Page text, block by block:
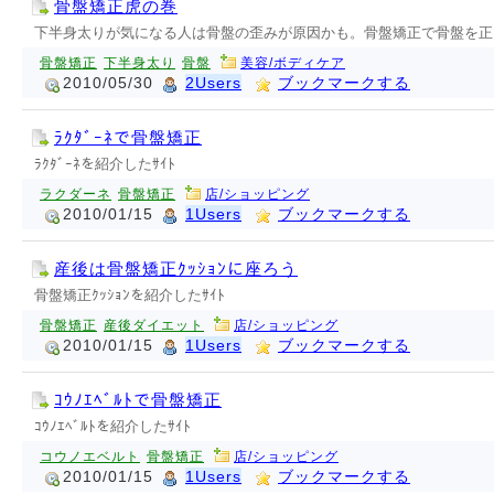
骨盤矯正虎の巻
下半身太りが気になる人は骨盤の歪みが原因かも。骨盤矯正で骨盤を正
骨盤矯正 下半身太り 骨盤 美容/ボディケア
2010/05/30 2Users ブックマークする
ﾗｸﾀﾞｰﾈで骨盤矯正
ﾗｸﾀﾞｰﾈを紹介したｻｲﾄ
ラクダーネ 骨盤矯正 店/ショッピング
2010/01/15 1Users ブックマークする
産後は骨盤矯正ｸｯｼｮﾝに座ろう
骨盤矯正ｸｯｼｮﾝを紹介したｻｲﾄ
骨盤矯正 産後ダイエット 店/ショッピング
2010/01/15 1Users ブックマークする
ｺｳﾉｴﾍﾞﾙﾄで骨盤矯正
ｺｳﾉｴﾍﾞﾙﾄを紹介したｻｲﾄ
コウノエベルト 骨盤矯正 店/ショッピング
2010/01/15 1Users ブックマークする